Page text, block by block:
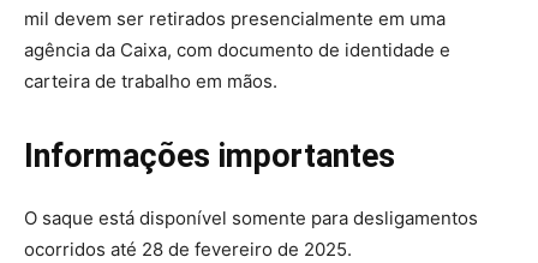
mil devem ser retirados presencialmente em uma
agência da Caixa, com documento de identidade e
carteira de trabalho em mãos.
Informações importantes
O saque está disponível somente para desligamentos
ocorridos até 28 de fevereiro de 2025.